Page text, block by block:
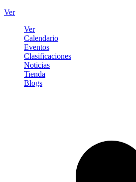
Ver
Ver
Calendario
Eventos
Clasificaciones
Noticias
Tienda
Blogs